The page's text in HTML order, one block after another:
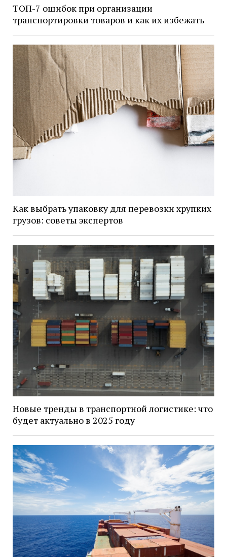
ТОП-7 ошибок при организации
транспортировки товаров и как их избежать
Как выбрать упаковку для перевозки хрупких
грузов: советы экспертов
Новые тренды в транспортной логистике: что
будет актуально в 2025 году